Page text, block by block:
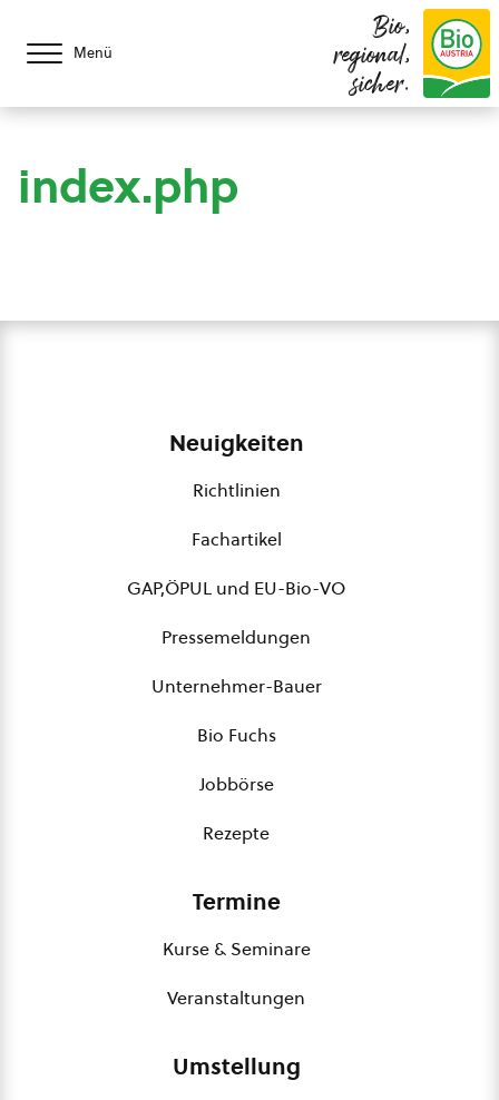
Menü
Bio,
regional,
sicher.
index.php
Neuigkeiten
Richtlinien
Fachartikel
GAP,ÖPUL und EU-Bio-VO
Pressemeldungen
Unternehmer-Bauer
Bio Fuchs
Jobbörse
Rezepte
Termine
Kurse & Seminare
Veranstaltungen
Umstellung